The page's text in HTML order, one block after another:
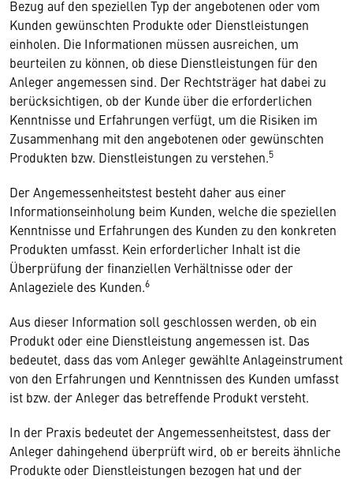
Bezug auf den speziellen Typ der angebotenen oder vom
Kunden gewünschten Produkte oder Dienstleistungen
einholen. Die Informationen müssen ausreichen, um
beurteilen zu können, ob diese Dienstleistungen für den
Anleger angemessen sind. Der Rechtsträger hat dabei zu
berücksichtigen, ob der Kunde über die erforderlichen
Kenntnisse und Erfahrungen verfügt, um die Risiken im
Zusammenhang mit den angebotenen oder gewünschten
Produkten bzw. Dienstleistungen zu verstehen.5
Der Angemessenheitstest besteht daher aus einer
Informationseinholung beim Kunden, welche die speziellen
Kenntnisse und Erfahrungen des Kunden zu den konkreten
Produkten umfasst. Kein erforderlicher Inhalt ist die
Überprüfung der finanziellen Verhältnisse oder der
Anlageziele des Kunden.6
Aus dieser Information soll geschlossen werden, ob ein
Produkt oder eine Dienstleistung angemessen ist. Das
bedeutet, dass das vom Anleger gewählte Anlageinstrument
von den Erfahrungen und Kenntnissen des Kunden umfasst
ist bzw. der Anleger das betreffende Produkt versteht.
In der Praxis bedeutet der Angemessenheitstest, dass der
Anleger dahingehend überprüft wird, ob er bereits ähnliche
Produkte oder Dienstleistungen bezogen hat und der